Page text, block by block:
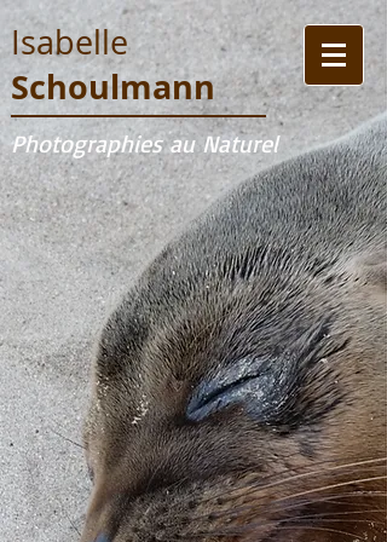
Isabelle
Schoulmann
Photographies au Naturel